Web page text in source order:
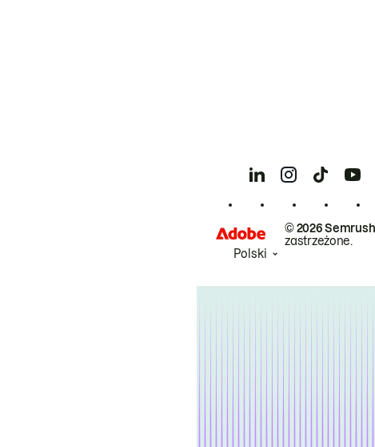
© 2026
zastrzeżone.
Polski